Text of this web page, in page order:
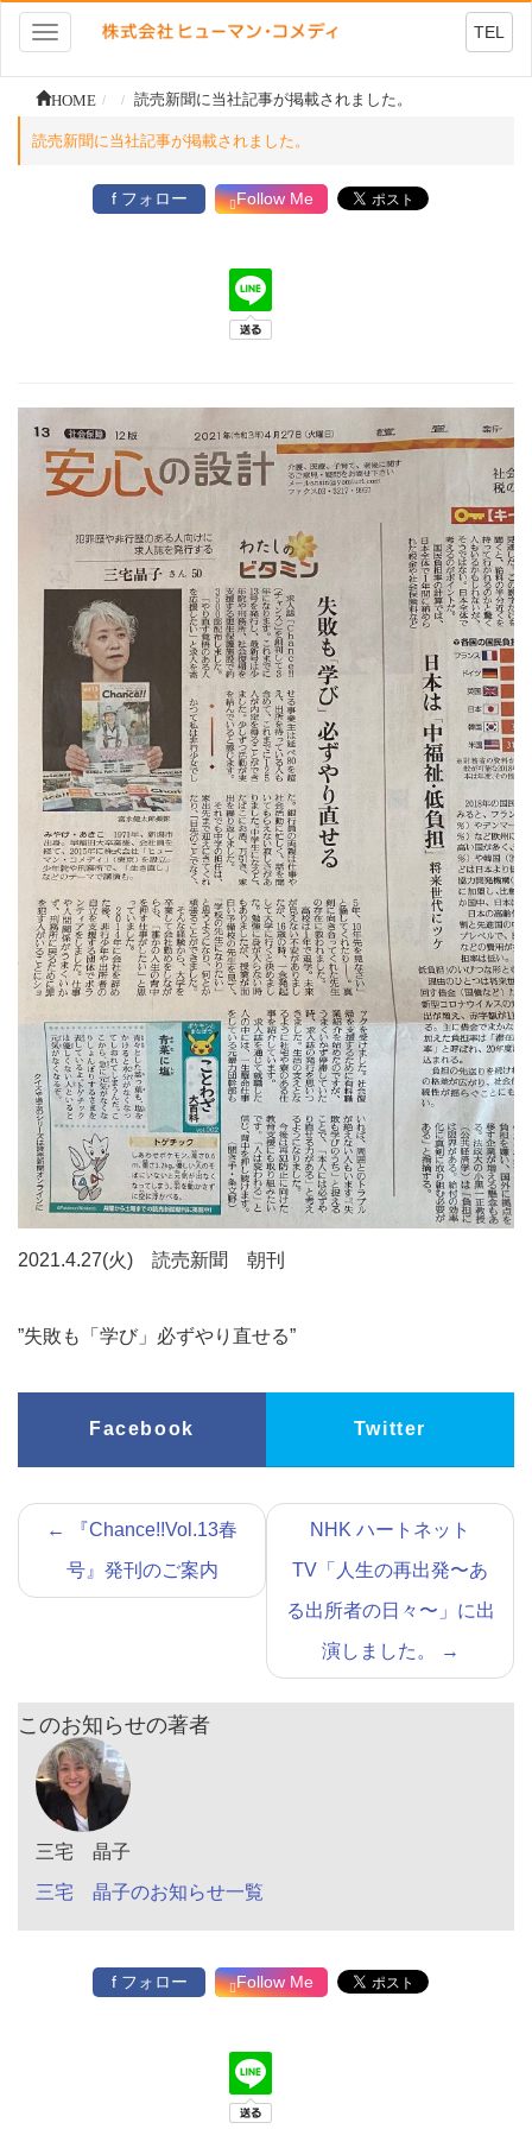
Toggle
navigation
TEL
HOME 読売新聞に当社記事が掲載されました。
読売新聞に当社記事が掲載されました。
f フォロー Follow Me
2021.4.27(火) 読売新聞 朝刊
”失敗も「学び」必ずやり直せる”
Facebook Twitter
←
『Chance!!Vol.13春
号』発刊のご案内
NHK ハートネット
TV「人生の再出発〜あ
る出所者の日々〜」に出
演しました。
→
このお知らせの著者
三宅 晶子
三宅 晶子のお知らせ一覧
f フォロー Follow Me